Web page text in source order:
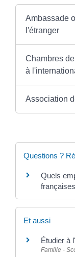
Ambassade
l'étranger
Chambres
à
Association
Questions ?
Quels
Et aussi
Étudier à
Famille -